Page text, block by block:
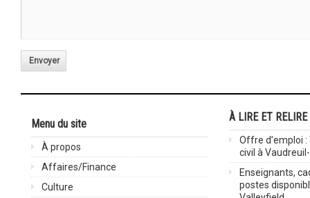
Envoyer
Menu du site
À propos
Affaires/Finance
Culture
À LIRE ET RELIRE
Offre d’emploi
civil à
Enseignants,
postes